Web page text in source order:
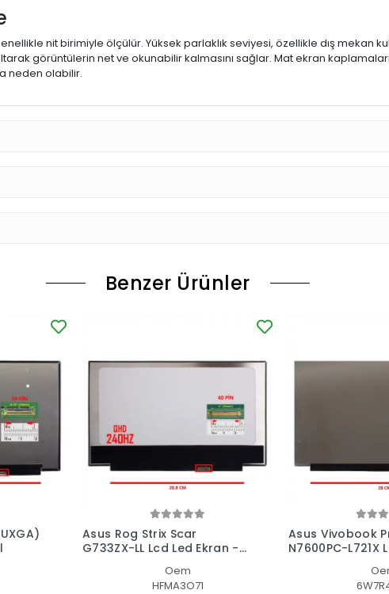
nit birimiyle ölçülür. Yüksek parlaklık seviyesi, özellikle dış mekan
görüntülerin net ve okunabilir kalmasını sağlar. Mat ekran
neden olabilir.
Benzer Ürünler
Asus Rog Strix Scar
G733ZX-LL Lcd Led Ekran -
Oem
HFMA3O71
Asus Vivobook
N7600PC-L721X